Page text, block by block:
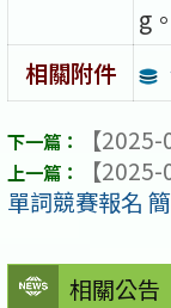
相關公告
g。
相關附件
【2025-
【2025-
單詞競賽報名